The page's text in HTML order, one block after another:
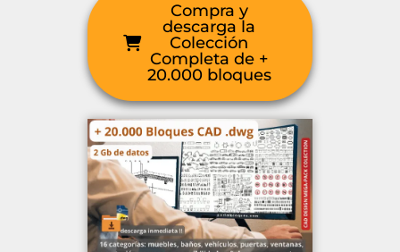
Compra y
descarga la
Colección
Completa de +
20.000 bloques